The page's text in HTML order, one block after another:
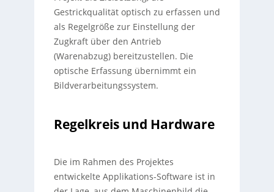
Gestrickqualität optisch zu erfassen und
als Regelgröße zur Einstellung der
Zugkraft über den Antrieb
(Warenabzug) bereitzustellen. Die
optische Erfassung übernimmt ein
Bildverarbeitungssystem.
Regelkreis und Hardware
Die im Rahmen des Projektes
entwickelte Applikations-Software ist in